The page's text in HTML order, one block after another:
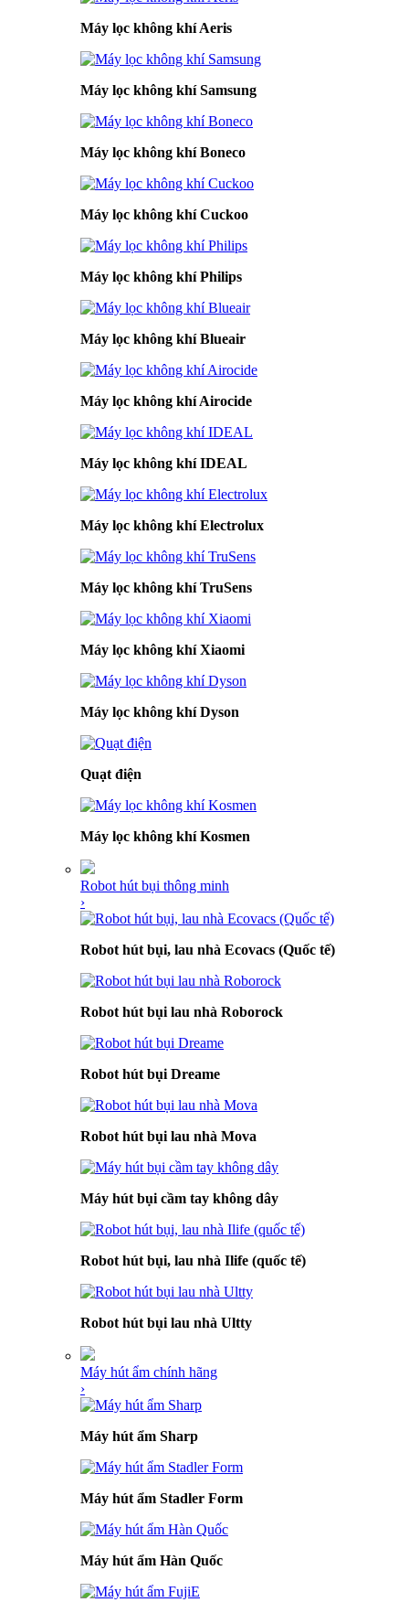
Máy lọc không khí Aeris
Máy lọc không khí Samsung
Máy lọc không khí Boneco
Máy lọc không khí Cuckoo
Máy lọc không khí Philips
Máy lọc không khí Blueair
Máy lọc không khí Airocide
Máy lọc không khí IDEAL
Máy lọc không khí Electrolux
Máy lọc không khí TruSens
Máy lọc không khí Xiaomi
Máy lọc không khí Dyson
Quạt điện
Máy lọc không khí Kosmen
Robot hút bụi thông minh
›
Robot hút bụi, lau nhà Ecovacs (Quốc tế)
Robot hút bụi lau nhà Roborock
Robot hút bụi Dreame
Robot hút bụi lau nhà Mova
Máy hút bụi cầm tay không dây
Robot hút bụi, lau nhà Ilife (quốc tế)
Robot hút bụi lau nhà Ultty
Máy hút ẩm chính hãng
›
Máy hút ẩm Sharp
Máy hút ẩm Stadler Form
Máy hút ẩm Hàn Quốc